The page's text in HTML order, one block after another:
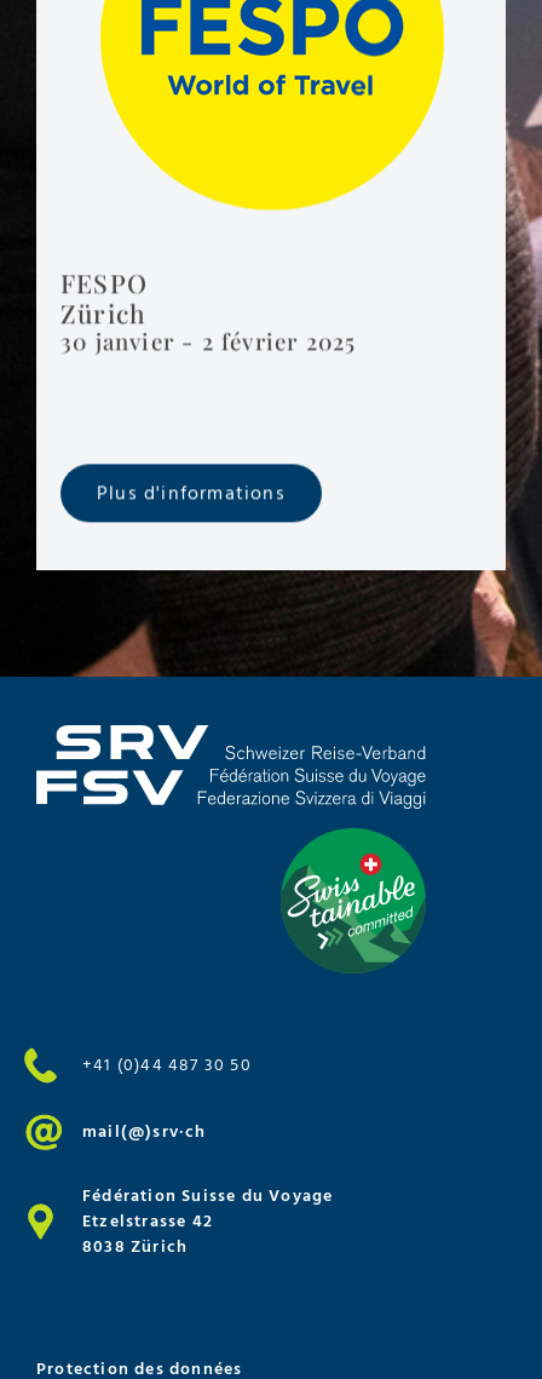
FESPO
Zürich
30 janvier - 2 février 2025
Plus d'informations
+41 (0)44 487 30 50
mail(@)srv·ch
Fédération Suisse du Voyage
Etzelstrasse 42
8038 Zürich
Protection des données